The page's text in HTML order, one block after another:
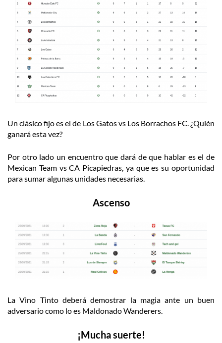
Un clásico fijo es el de Los Gatos vs Los Borrachos FC. ¿Quién
ganará esta vez?
Por otro lado un encuentro que dará de que hablar es el de
Mexican Team vs CA Picapiedras, ya que es su oportunidad
para sumar algunas unidades necesarias.
Ascenso
La Vino Tinto deberá demostrar la magia ante un buen
adversario como lo es Maldonado Wanderers.
¡Mucha suerte!